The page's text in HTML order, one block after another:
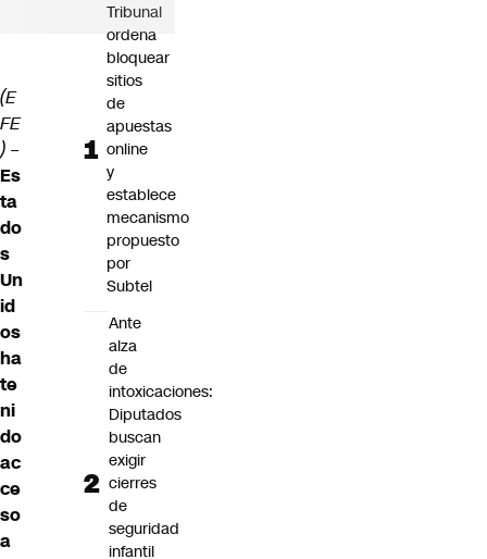
(E
FE
) –
Es
ta
do
s
Un
id
os
ha
te
ni
do
ac
ce
so
a
Tribunal
ordena
bloquear
sitios
de
apuestas
online
y
establece
mecanismo
propuesto
por
Subtel
Ante
alza
de
intoxicaciones:
Diputados
buscan
exigir
cierres
de
seguridad
infantil